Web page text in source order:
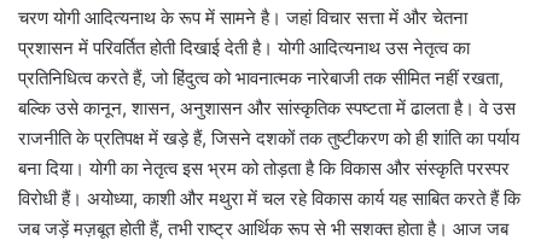
चरण योगी आदित्यनाथ के रूप में सामने है। जहां विचार सत्ता में और चेतना
प्रशासन में परिवर्तित होती दिखाई देती है। योगी आदित्यनाथ उस नेतृत्व का
प्रतिनिधित्व करते हैं, जो हिंदुत्व को भावनात्मक नारेबाजी तक सीमित नहीं रखता,
बल्कि उसे कानून, शासन, अनुशासन और सांस्कृतिक स्पष्टता में ढालता है। वे उस
राजनीति के प्रतिपक्ष में खड़े हैं, जिसने दशकों तक तुष्टीकरण को ही शांति का पर्याय
बना दिया। योगी का नेतृत्व इस भ्रम को तोड़ता है कि विकास और संस्कृति परस्पर
विरोधी हैं। अयोध्या, काशी और मथुरा में चल रहे विकास कार्य यह साबित करते हैं कि
जब जड़ें मज़बूत होती हैं, तभी राष्ट्र आर्थिक रूप से भी सशक्त होता है। आज जब